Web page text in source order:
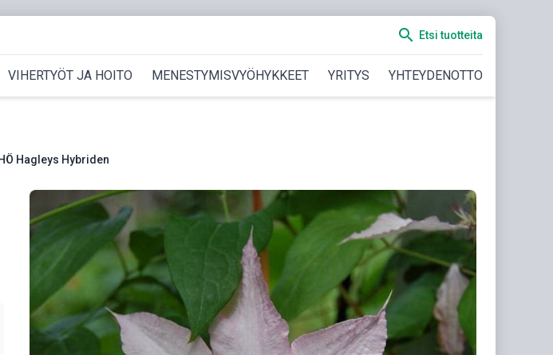
search Etsi tuotteita
VIHERTYÖT JA HOITO MENESTYMISVYÖHYKKEET YRITYS YHTEYDENOTTO
Hagleys Hybriden